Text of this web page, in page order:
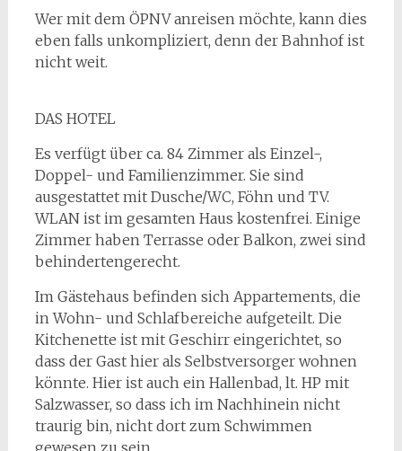
Wer mit dem ÖPNV anreisen möchte, kann dies
eben falls unkompliziert, denn der Bahnhof ist
nicht weit.
DAS HOTEL
Es verfügt über ca. 84 Zimmer als Einzel-,
Doppel- und Familienzimmer. Sie sind
ausgestattet mit Dusche/WC, Föhn und TV.
WLAN ist im gesamten Haus kostenfrei. Einige
Zimmer haben Terrasse oder Balkon, zwei sind
behindertengerecht.
Im Gästehaus befinden sich Appartements, die
in Wohn- und Schlafbereiche aufgeteilt. Die
Kitchenette ist mit Geschirr eingerichtet, so
dass der Gast hier als Selbstversorger wohnen
könnte. Hier ist auch ein Hallenbad, lt. HP mit
Salzwasser, so dass ich im Nachhinein nicht
traurig bin, nicht dort zum Schwimmen
gewesen zu sein.